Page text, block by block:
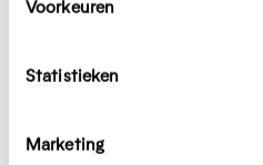
Voorkeuren
Statistieken
Marketing
12u